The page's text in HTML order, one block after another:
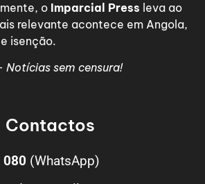
o Imparcial Press leva ao
relevante acontece em Angola,
isenção.
Notícias sem censura!
Contactos
080 (WhatsApp)